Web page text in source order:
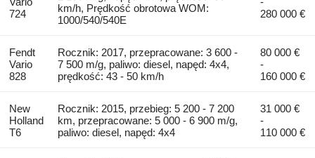
724
km/h, Prędkość obrotowa WOM:
1000/540/540E
280 000 €
Fendt
Vario
828
Rocznik: 2017, przepracowane: 3 600 -
7 500 m/g, paliwo: diesel, napęd: 4x4,
prędkość: 43 - 50 km/h
80 000 €
-
160 000 €
New
Holland
T6
Rocznik: 2015, przebieg: 5 200 - 7 200
km, przepracowane: 5 000 - 6 900 m/g,
paliwo: diesel, napęd: 4x4
31 000 €
-
110 000 €